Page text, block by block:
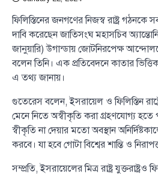
ফিলিস্তিনের জনগণের নিজস্ব রাষ্ট্র গঠনকে
দাবি করেছেন জাতিসংঘ মহাসচিব
জানুয়ারি) উগান্ডায় জোটনিরপেক্ষ
বলেন তিনি। এক প্রতিবেদনে কাতার
এ তথ্য জানায়।
গুতেরেস বলেন, ইসরায়েল ও ফিলিস্তিন
মেনে নিতে অস্বীকৃতি করা গ্রহণযোগ্য হতে
স্বীকৃতি না দেয়ার মতো অবস্থান
করবে। যা হবে গোটা বিশ্বের শান্তি ও
সম্প্রতি, ইসরায়েলের মিত্র রাষ্ট্র যুক্তরাষ্ট্রও